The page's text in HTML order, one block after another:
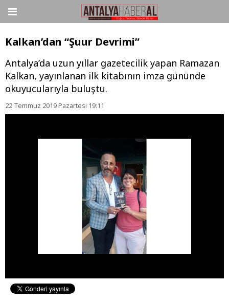
Kalkan’dan “Şuur Devrimi”
Antalya’da uzun yıllar gazetecilik yapan Ramazan
Kalkan, yayınlanan ilk kitabının imza gününde
okuyucularıyla buluştu.
22 Temmuz 2019 Pazartesi 19:11